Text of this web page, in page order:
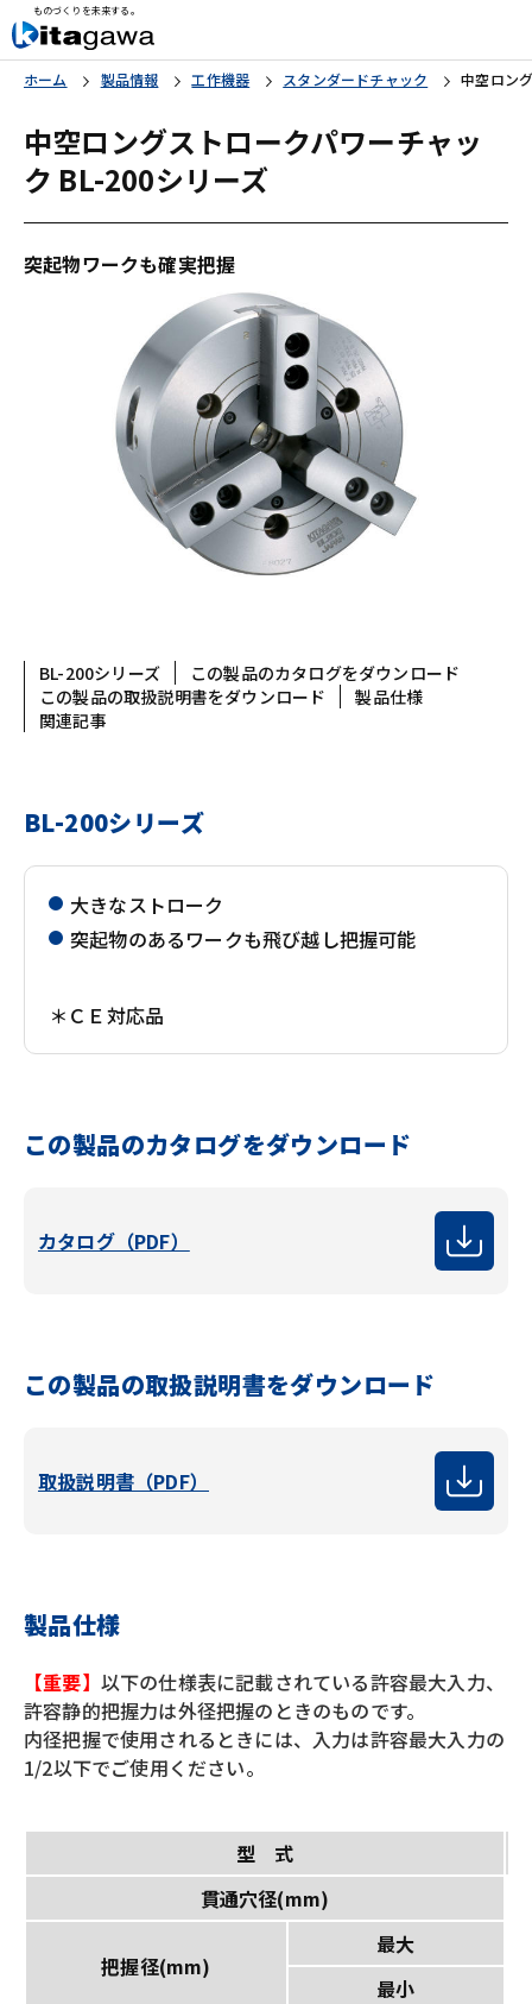
ものづくりを未来する。
ホーム 製品情報 工作機器 スタンダードチャック 中空ロン
中空ロングストロークパワーチャッ
ク BL-200シリーズ
突起物ワークも確実把握
BL-200シリーズ
この製品のカタログをダウンロード
この製品の取扱説明書をダウンロード
製品仕様
関連記事
BL-200シリーズ
大きなストローク
突起物のあるワークも飛び越し把握可能
＊ＣＥ対応品
この製品のカタログをダウンロード
カタログ（PDF）
この製品の取扱説明書をダウンロード
取扱説明書（PDF）
製品仕様
【重要】 以下の仕様表に記載されている許容最大入力、
許容静的把握力は外径把握のときのものです。
内径把握で使用されるときには、入力は許容最大入力の
1/2以下でご使用ください。
型 式
貫通穴径(mm)
把握径(mm)
最大
最小